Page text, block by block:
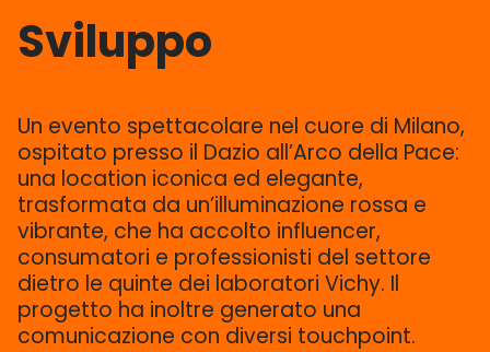
Sviluppo
Un evento spettacolare nel cuore di Milano,
ospitato presso il Dazio all’Arco della Pace:
una location iconica ed elegante,
trasformata da un’illuminazione rossa e
vibrante, che ha accolto influencer,
consumatori e professionisti del settore
dietro le quinte dei laboratori Vichy. Il
progetto ha inoltre generato una
comunicazione con diversi touchpoint.